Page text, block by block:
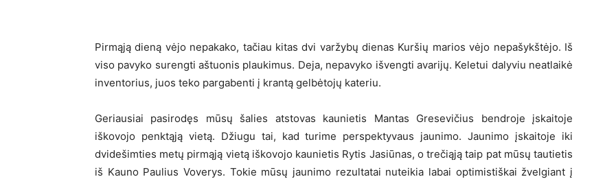
Pirmąją dieną vėjo nepakako, tačiau kitas dvi varžybų dienas Kuršių marios vėjo nepašykštėjo. Iš
viso pavyko surengti aštuonis plaukimus. Deja, nepavyko išvengti avarijų. Keletui dalyviu neatlaikė
inventorius, juos teko pargabenti į krantą gelbėtojų kateriu.
Geriausiai pasirodęs mūsų šalies atstovas kaunietis Mantas Gresevičius bendroje įskaitoje
iškovojo penktąją vietą. Džiugu tai, kad turime perspektyvaus jaunimo. Jaunimo įskaitoje iki
dvidešimties metų pirmąją vietą iškovojo kaunietis Rytis Jasiūnas, o trečiąją taip pat mūsų tautietis
iš Kauno Paulius Voverys. Tokie mūsų jaunimo rezultatai nuteikia labai optimistiškai žvelgiant į